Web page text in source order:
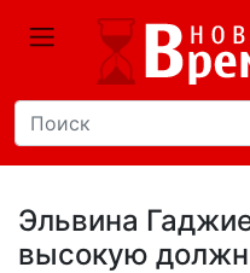
Эльвина
высокую